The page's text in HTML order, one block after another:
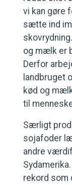
vi kan gøre
sætte ind
og mælk er
Derfor
landbruget
kød og
til
Særligt
sojafoder
andre
rekord som